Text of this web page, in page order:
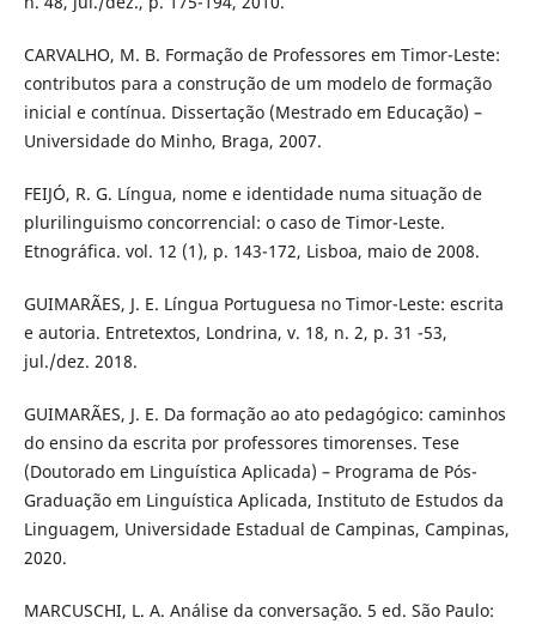
CARVALHO, M. B. Formação de Professores em Timor-Leste:
contributos para a construção de um modelo de formação
inicial e contínua. Dissertação (Mestrado em Educação) –
Universidade do Minho, Braga, 2007.
FEIJÓ, R. G. Língua, nome e identidade numa situação de
plurilinguismo concorrencial: o caso de Timor-Leste.
Etnográfica. vol. 12 (1), p. 143-172, Lisboa, maio de 2008.
GUIMARÃES, J. E. Língua Portuguesa no Timor-Leste: escrita
e autoria. Entretextos, Londrina, v. 18, n. 2, p. 31 -53,
jul./dez. 2018.
GUIMARÃES, J. E. Da formação ao ato pedagógico: caminhos
do ensino da escrita por professores timorenses. Tese
(Doutorado em Linguística Aplicada) – Programa de Pós-
Graduação em Linguística Aplicada, Instituto de Estudos da
Linguagem, Universidade Estadual de Campinas, Campinas,
2020.
MARCUSCHI, L. A. Análise da conversação. 5 ed. São Paulo: